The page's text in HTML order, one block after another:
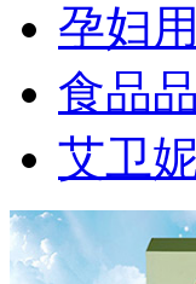
孕妇
食品
艾卫